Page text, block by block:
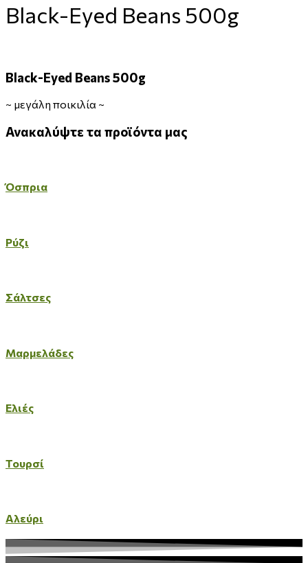
Black-Eyed Beans 500g
Black-Eyed Beans 500g
~ μεγάλη ποικιλία ~
Ανακαλύψτε τα προϊόντα μας
Όσπρια
Ρύζι
Σάλτσες
Μαρμελάδες
Ελιές
Τουρσί
Αλεύρι